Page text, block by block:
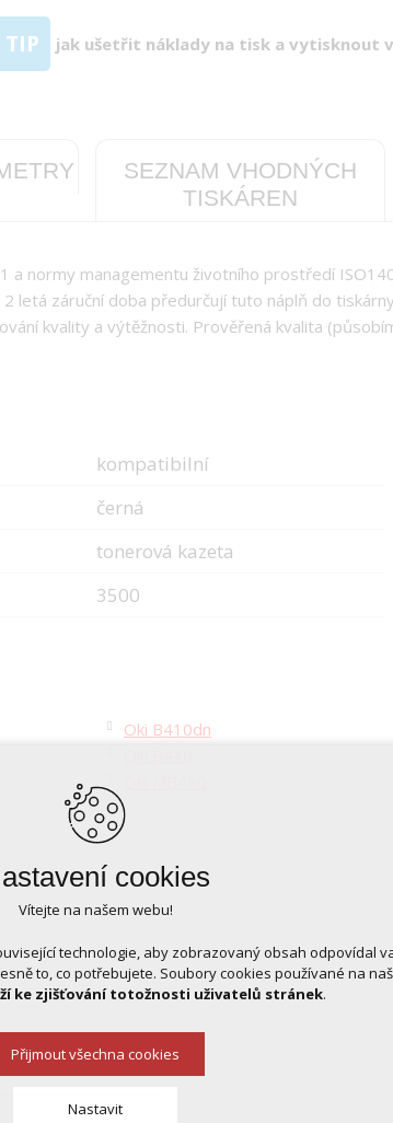
TIP jak ušetřit náklady na tisk a vytisknout
SEZNAM VHODNÝCH
TISKÁREN
normy managementu životního prostředí
letá záruční doba předurčují tuto náplň do
kvality a výtěžnosti. Prověřená kvalita
kompatibilní
černá
tonerová kazeta
3500
Oki B410dn
cookies
Vítejte na našem webu!
technologie, aby zobrazovaný obsah odpovídal
to, co potřebujete. Soubory cookies používané na
ke zjišťování totožnosti uživatelů stránek.
Přijmout všechna cookies
Nastavit